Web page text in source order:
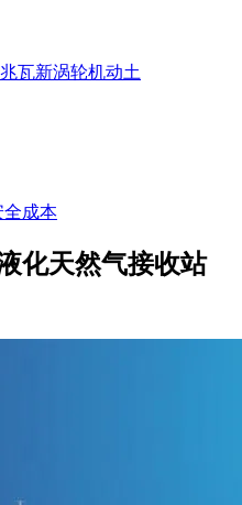
瓦新涡轮机动土
全成本
化天然气接收站